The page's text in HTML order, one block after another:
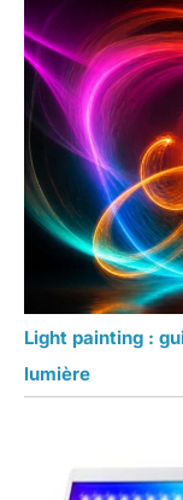
Light painting :
lumière